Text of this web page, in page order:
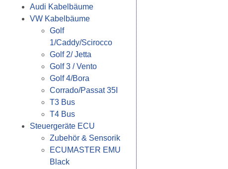
Audi Kabelbäume
VW Kabelbäume
Golf
1/Caddy/Scirocco
Golf 2/ Jetta
Golf 3 / Vento
Golf 4/Bora
Corrado/Passat 35I
T3 Bus
T4 Bus
Steuergeräte ECU
Zubehör & Sensorik
ECUMASTER EMU
Black